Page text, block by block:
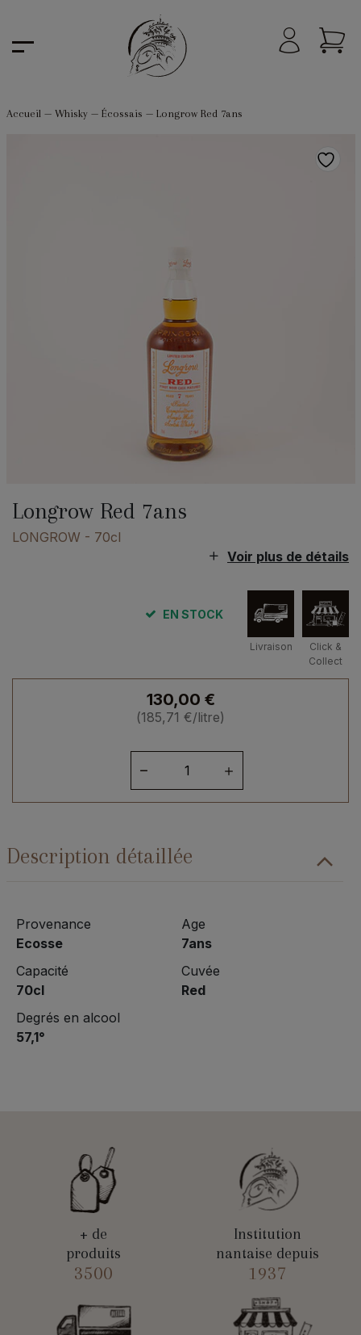
Accueil— Whisky— Écossais — Longrow Red 7ans
Longrow Red 7ans
LONGROW - 70cl
Voir plus de détails
EN STOCK
Livraison
Click &
Collect
130,00 €
(185,71 €/litre)
Longrow
Description détaillée
Provenance
Ecosse
Capacité
70cl
Degrés en alcool
57,1°
Age
7ans
Cuvée
Red
+ de
produits
3500
Institution
nantaise depuis
1937